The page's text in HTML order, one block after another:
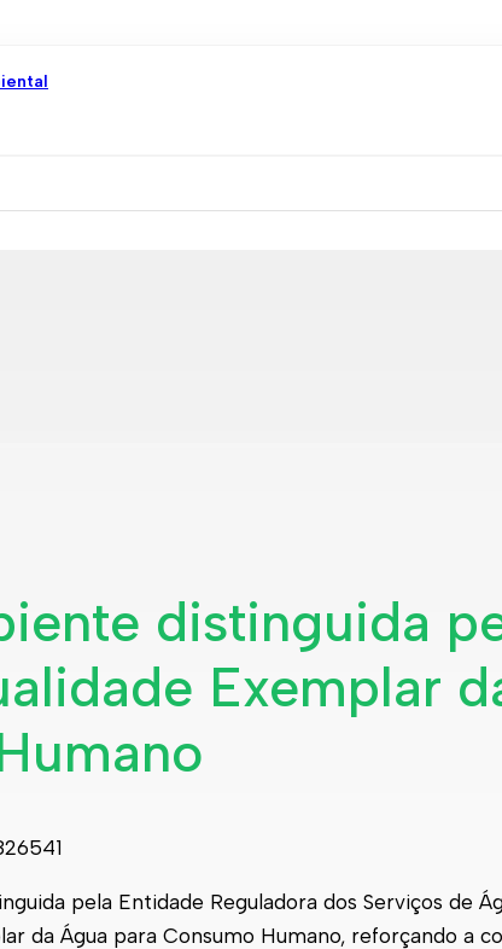
distinguida
Exemplar
pela Entidade Reguladora dos Serviços de
da Água para Consumo Humano, reforçando a